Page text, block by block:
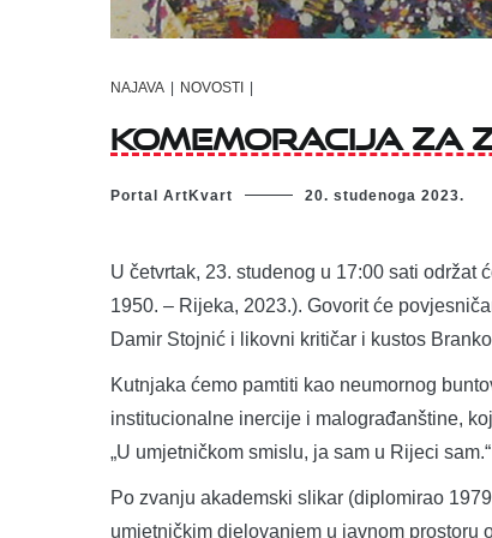
NAJAVA NOVOSTI
Komemoracija za
Portal ArtKvart 20. studenoga 2023.
U četvrtak, 23. studenog u 17:00 sati održat
1950. – Rijeka, 2023.). Govorit će
Damir Stojnić i likovni kritičar i kustos
Kutnjaka ćemo pamtiti kao neumornog
institucionalne inercije i malograđanštine,
„U umjetničkom smislu, ja sam u Rijeci sam.“
Po zvanju akademski slikar (diplomirao
umjetničkim djelovanjem u javnom prostoru